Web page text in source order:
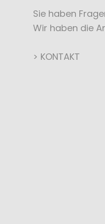
Sie haben
Wir haben die
> KONTAKT